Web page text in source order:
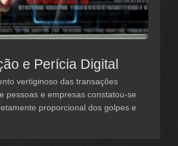
e Perícia Digital
vertiginoso das transações
pessoas e empresas constatou-se
proporcional dos golpes e